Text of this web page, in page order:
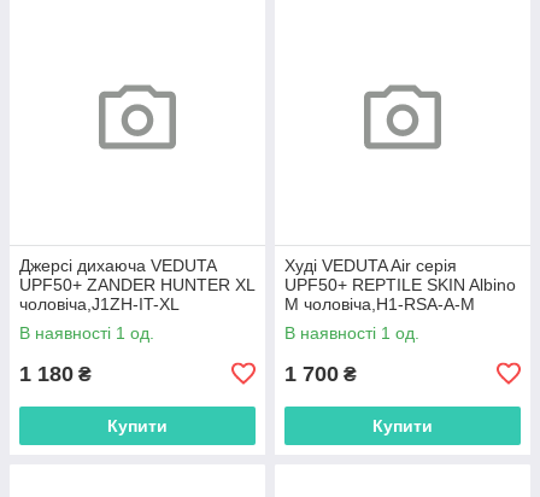
Джерсі дихаюча VEDUTA
UPF50+ ZANDER HUNTER XL
чоловіча,J1ZH-IT-XL
В наявності 1 од.
1 180 ₴
Купити
Худі VEDUTA Air серія
UPF50+ REPTILE SKIN Albino
M чоловіча,H1-RSA-A-M
В наявності 1 од.
1 700 ₴
Купити